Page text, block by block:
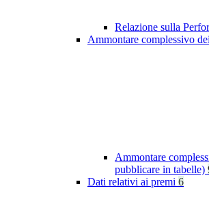
Relazione sulla
Ammontare complessivo
Ammontare
pubblicare in tabelle)
Dati relativi ai premi 6